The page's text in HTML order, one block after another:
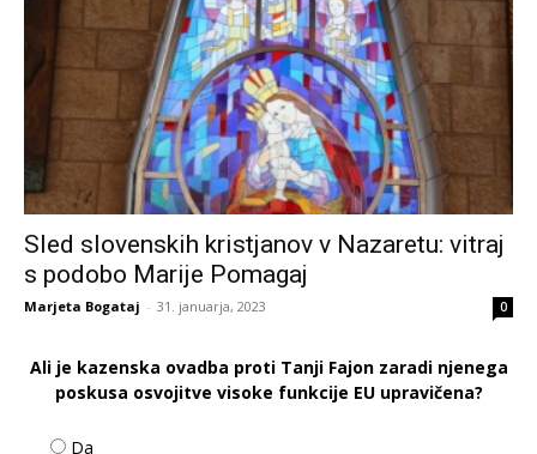
Sled slovenskih kristjanov v Nazaretu: vitraj
s podobo Marije Pomagaj
Marjeta Bogataj - 31. januarja, 2023 0
Ali je kazenska ovadba proti Tanji Fajon zaradi njenega
poskusa osvojitve visoke funkcije EU upravičena?
Da